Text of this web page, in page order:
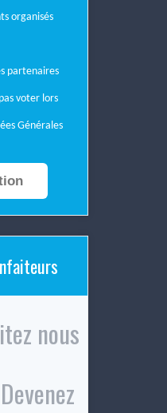
organisés
partenaires
voter lors
Générales
nous